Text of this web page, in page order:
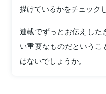
描けているかをチェック
連載でずっとお伝えした
い重要なものだという
はないでしょうか。